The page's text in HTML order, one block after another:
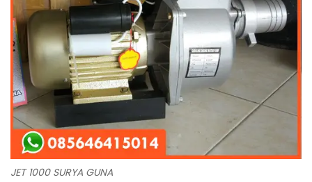
JET 1000 SURYA GUNA